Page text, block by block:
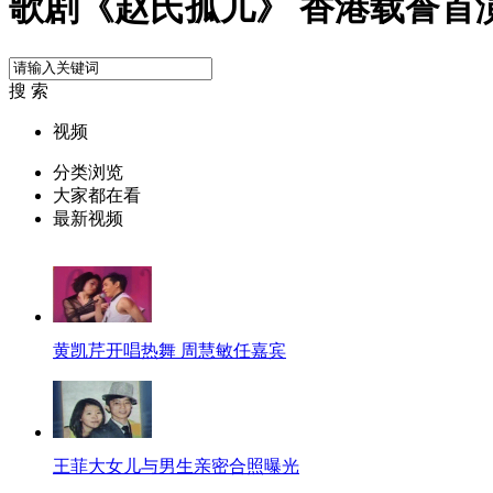
歌剧《赵氏孤儿》 香港载誉首
搜 索
视频
分类浏览
大家都在看
最新视频
黄凯芹开唱热舞 周慧敏任嘉宾
王菲大女儿与男生亲密合照曝光